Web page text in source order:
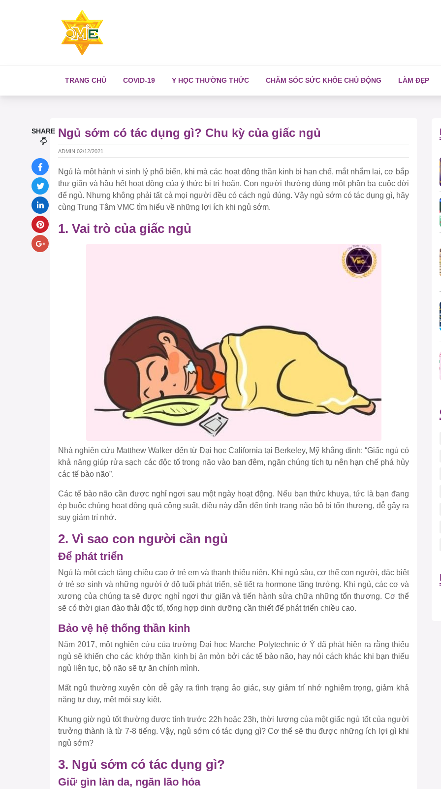
TRANG CHỦ COVID-19 Y HỌC THƯỜNG THỨC CHĂM SÓC SỨC KHỎE CHỦ ĐỘNG LÀM ĐẸP
Ngủ sớm có tác dụng gì? Chu kỳ của giấc ngủ
ADMIN 02/12/2021
Ngủ là một hành vi sinh lý phổ biến, khi mà các hoạt động thần kinh bị hạn chế, mắt nhắm lại, cơ bắp
thư giãn và hầu hết hoạt động của ý thức bị trì hoãn. Con người thường dùng một phần ba cuộc đời
để ngủ. Nhưng không phải tất cả mọi người đều có cách ngủ đúng. Vậy ngủ sớm có tác dụng gì, hãy
cùng Trung Tâm VMC tìm hiểu về những lợi ích khi ngủ sớm.
1. Vai trò của giấc ngủ
Nhà nghiên cứu Matthew Walker đến từ Đại học California tại Berkeley, Mỹ khẳng định: “Giấc ngủ có
khả năng giúp rửa sạch các độc tố trong não vào ban đêm, ngăn chúng tích tụ nên hạn chế phá hủy
các tế bào não”.
Các tế bào não cần được nghỉ ngơi sau một ngày hoạt động. Nếu bạn thức khuya, tức là bạn đang
ép buộc chúng hoạt động quá công suất, điều này dẫn đến tình trạng não bộ bị tổn thương, dễ gây ra
suy giảm trí nhớ.
2. Vì sao con người cần ngủ
Để phát triển
Ngủ là một cách tăng chiều cao ở trẻ em và thanh thiếu niên. Khi ngủ sâu, cơ thể con người, đặc biệt
ở trẻ sơ sinh và những người ở độ tuổi phát triển, sẽ tiết ra hormone tăng trưởng. Khi ngủ, các cơ và
xương của chúng ta sẽ được nghỉ ngơi thư giãn và tiến hành sửa chữa những tổn thương. Cơ thể
sẽ có thời gian đào thải độc tố, tổng hợp dinh dưỡng cần thiết để phát triển chiều cao.
Bảo vệ hệ thống thần kinh
Năm 2017, một nghiên cứu của trường Đại học Marche Polytechnic ở Ý đã phát hiện ra rằng thiếu
ngủ sẽ khiến cho các khớp thần kinh bị ăn mòn bởi các tế bào não, hay nói cách khác khi bạn thiếu
ngủ liên tục, bộ não sẽ tự ăn chính mình.
Mất ngủ thường xuyên còn dễ gây ra tình trạng ảo giác, suy giảm trí nhớ nghiêm trọng, giảm khả
năng tư duy, mệt mỏi suy kiệt.
Khung giờ ngủ tốt thường được tính trước 22h hoặc 23h, thời lượng của một giấc ngủ tốt của người
trưởng thành là từ 7-8 tiếng. Vậy, ngủ sớm có tác dụng gì? Cơ thể sẽ thu được những ích lợi gì khi
ngủ sớm?
3. Ngủ sớm có tác dụng gì?
Giữ gìn làn da, ngăn lão hóa
SHARE